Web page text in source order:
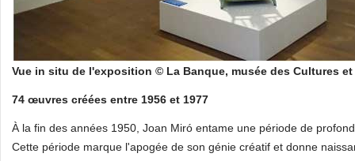
Vue in situ de l'exposition © La Banque, musée des Cultures et
74 œuvres créées entre 1956 et 1977
À la fin des années 1950, Joan Miró entame une période de
Cette période marque l'apogée de son génie créatif et donne